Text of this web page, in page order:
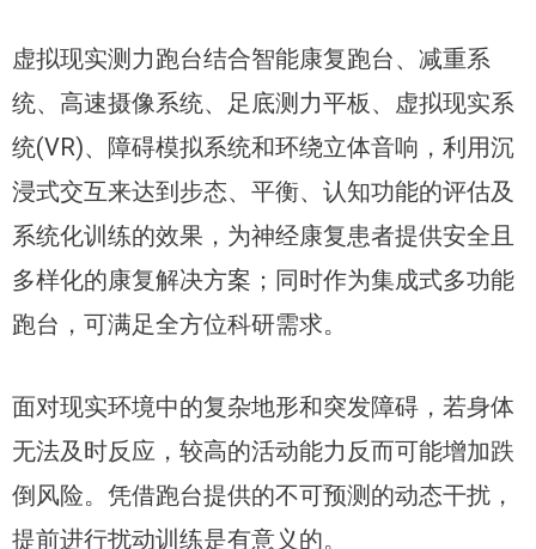
虚拟现实测力跑台结合智能康复跑台、减重系
统、高速摄像系统、足底测力平板、虚拟现实系
统(VR)、障碍模拟系统和环绕立体音响，利用沉
浸式交互来达到步态、平衡、认知功能的评估及
系统化训练的效果，为神经康复患者提供安全且
多样化的康复解决方案；同时作为集成式多功能
跑台，可满足全方位科研需求。
面对现实环境中的复杂地形和突发障碍，若身体
无法及时反应，较高的活动能力反而可能增加跌
倒风险。凭借跑台提供的不可预测的动态干扰，
提前进行扰动训练是有意义的。